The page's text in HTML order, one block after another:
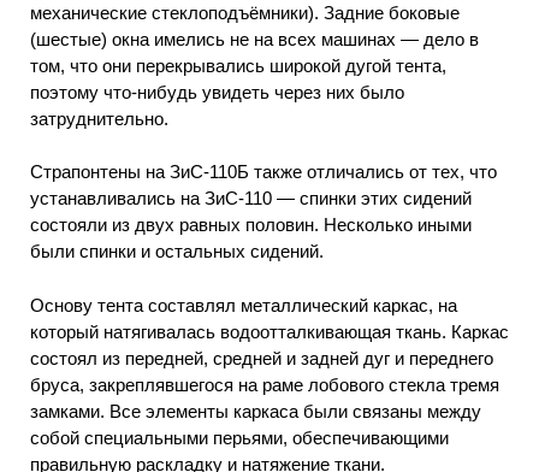
механические стеклоподъёмники). Задние боковые
(шестые) окна имелись не на всех машинах — дело в
том, что они перекрывались широкой дугой тента,
поэтому что-нибудь увидеть через них было
затруднительно.
Страпонтены на ЗиС-110Б также отличались от тех, что
устанавливались на ЗиС-110 — спинки этих сидений
состояли из двух равных половин. Несколько иными
были спинки и остальных сидений.
Основу тента составлял металлический каркас, на
который натягивалась водоотталкивающая ткань. Каркас
состоял из передней, средней и задней дуг и переднего
бруса, закреплявшегося на раме лобового стекла тремя
замками. Все элементы каркаса были связаны между
собой специальными перьями, обеспечивающими
правильную раскладку и натяжение ткани.